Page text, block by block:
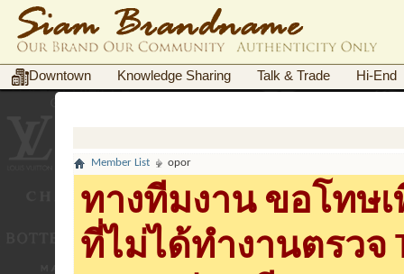
Downtown Knowledge Sharing Talk & Trade Hi-End
Member List opor
ทางทีมงาน ขอโทษ
ที่ไม่ได้ทำงานตรวจ